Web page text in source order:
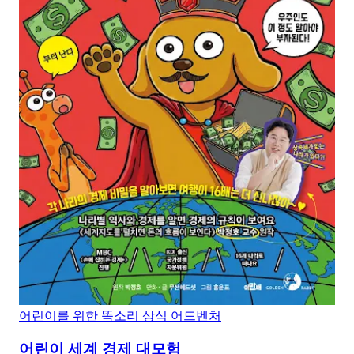
어린이를 위한 똑소리 상식 어드벤처
어린이 세계 경제 대모험